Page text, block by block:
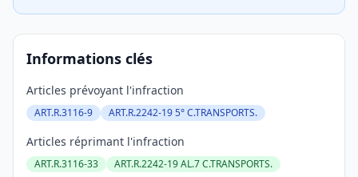
Informations clés
Articles prévoyant l'infraction
ART.R.3116-9 ART.R.2242-19 5° C.TRANSPORTS.
Articles réprimant l'infraction
ART.R.3116-33 ART.R.2242-19 AL.7 C.TRANSPORTS.